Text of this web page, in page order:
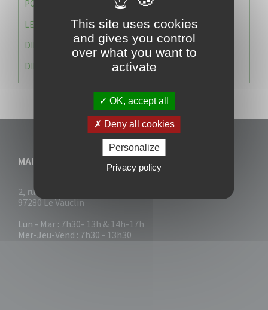
POLICE MUNICIPALE
LE CABINET DU MAIRE
DIRECTION DES RESSOURCES ET MOYENS
DIRECTION DU DEVELLOPPEMENT URBAIN DURABL
MAIRIE DU VAUCLIN
2, rue Collignon
97280 Le Vauclin
Lun - Mar : 7h30- 13h & 14h-17h
Mer-Jeu-Vend : 7h30 - 13h30
This site uses cookies
and gives you control
over what you want to
activate
OK, accept all
Deny all cookies
Personalize
Privacy policy